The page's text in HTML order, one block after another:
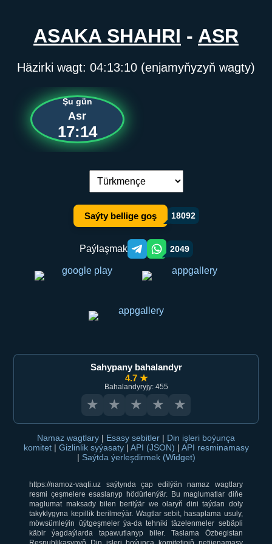
ASAKA SHAHRI - ASR
Häzirki wagt: 04:13:10 (enjamyňyzyň wagty)
Şu gün
Asr
17:14
Dil çalşyryş:
Saýty bellige goş 18092
Paýlaşmak Telegram orqali ulashish
WhatsApp orqali ulashish
2049
Sahypany bahalandyr
4.7 ★
Bahalandyryjy: 455
★ ★ ★ ★ ★
Namaz wagtlary | Esasy sebitler | Din işleri boýunça
komitet | Gizlinlik syýasaty | API (JSON) | API resminamasy
| Saýtda ýerleşdirmek (Widget)
https://namoz-vaqti.uz saýtynda çap edilýän namaz wagtlary
resmi çeşmelere esaslanyp hödürlenýär. Bu maglumatlar diňe
maglumat maksady bilen berilýär we olaryň dini taýdan doly
takyklygyna kepillik berilmeýär. Wagtlar sebit, hasaplama usuly,
möwsümleýin üýtgeşmeler ýa-da tehniki täzelenmeler sebäpli
käbir ýagdaýlarda tapawutlanyp biler. Taslama Özbegistan